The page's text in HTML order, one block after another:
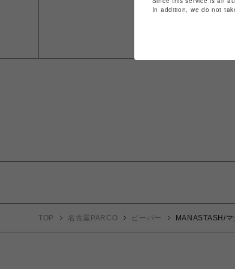
TOP 名古屋PARCO ビーバー MANASTASH/
In addition, we do not